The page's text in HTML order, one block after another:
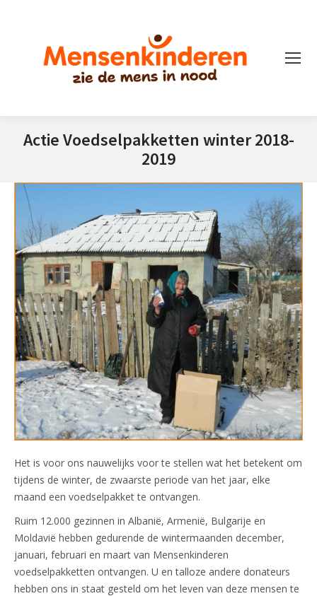
Actie Voedselpakketten winter 2018-
2019
Het is voor ons nauwelijks voor te stellen wat het betekent om
tijdens de winter, de zwaarste periode van het jaar, elke
maand een voedselpakket te ontvangen.
Ruim 12.000 gezinnen in Albanië, Armenië, Bulgarije en
Moldavië hebben gedurende de wintermaanden december,
januari, februari en maart van Mensenkinderen
voedselpakketten ontvangen. U en talloze andere donateurs
hebben ons in staat gesteld om het leven van deze mensen te